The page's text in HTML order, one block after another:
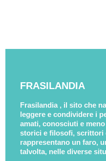
FRASILANDIA
Frasilandia , il sito che
leggere e condividere i
amati, conosciuti e
storici e filosofi, scrittori
rappresentano un faro,
talvolta, nelle diverse